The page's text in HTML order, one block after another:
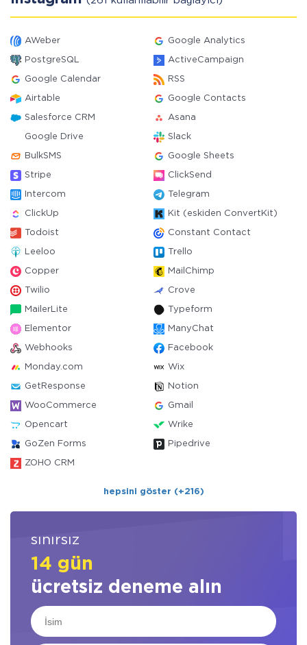
AWeber Google Analytics
PostgreSQL ActiveCampaign
Google Calendar RSS
Airtable Google Contacts
Salesforce CRM Asana
Google Drive Slack
BulkSMS Google Sheets
Stripe ClickSend
Intercom Telegram
ClickUp Kit (eskiden ConvertKit)
Todoist Constant Contact
Leeloo Trello
Copper MailChimp
Twilio Crove
MailerLite Typeform
Elementor ManyChat
Webhooks Facebook
Monday.com Wix
GetResponse Notion
WooCommerce Gmail
Opencart Wrike
GoZen Forms Pipedrive
ZOHO CRM
hepsini göster (+216)
sınırsız
14 gün
ücretsiz deneme alın